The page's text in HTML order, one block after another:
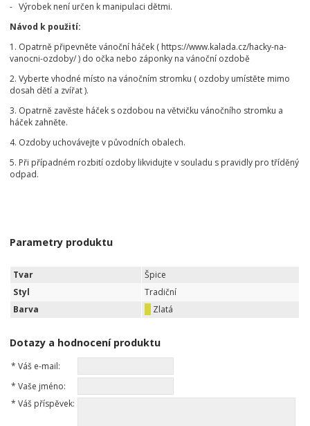
- Výrobek není určen k manipulaci dětmi.
Návod k použití:
1. Opatrně připevněte vánoční háček ( https://www.kalada.cz/hacky-na-
vanocni-ozdoby/ ) do očka nebo záponky na vánoční ozdobě
2. Vyberte vhodné místo na vánočním stromku ( ozdoby umístěte mimo
dosah dětí a zvířat ).
3. Opatrně zavěste háček s ozdobou na větvičku vánočního stromku a
háček zahněte.
4. Ozdoby uchovávejte v původních obalech.
5. Při případném rozbití ozdoby likvidujte v souladu s pravidly pro tříděný
odpad.
Parametry produktu
Tvar
Špice
Styl
Tradiční
Barva
Zlatá
Dotazy a hodnocení produktu
* Váš e-mail:
* Vaše jméno:
* Váš příspěvek: